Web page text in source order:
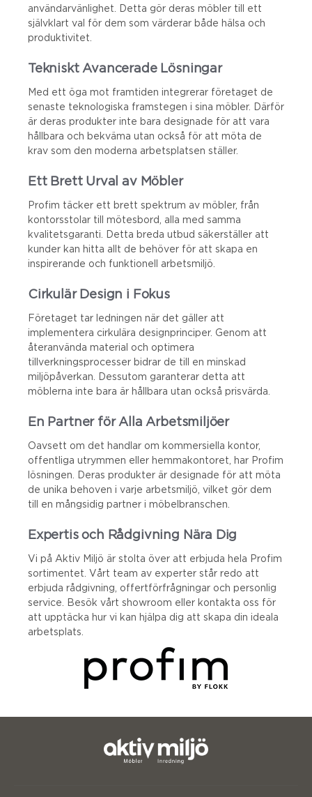
användarvänlighet. Detta gör deras möbler till ett
självklart val för dem som värderar både hälsa och
produktivitet.
Tekniskt Avancerade Lösningar
Med ett öga mot framtiden integrerar företaget de
senaste teknologiska framstegen i sina möbler. Därför
är deras produkter inte bara designade för att vara
hållbara och bekväma utan också för att möta de
krav som den moderna arbetsplatsen ställer.
Ett Brett Urval av Möbler
Profim täcker ett brett spektrum av möbler, från
kontorsstolar till mötesbord, alla med samma
kvalitetsgaranti. Detta breda utbud säkerställer att
kunder kan hitta allt de behöver för att skapa en
inspirerande och funktionell arbetsmiljö.
Cirkulär Design i Fokus
Företaget tar ledningen när det gäller att
implementera cirkulära designprinciper. Genom att
återanvända material och optimera
tillverkningsprocesser bidrar de till en minskad
miljöpåverkan. Dessutom garanterar detta att
möblerna inte bara är hållbara utan också prisvärda.
En Partner för Alla Arbetsmiljöer
Oavsett om det handlar om kommersiella kontor,
offentliga utrymmen eller hemmakontoret, har Profim
lösningen. Deras produkter är designade för att möta
de unika behoven i varje arbetsmiljö, vilket gör dem
till en mångsidig partner i möbelbranschen.
Expertis och Rådgivning Nära Dig
Vi på Aktiv Miljö är stolta över att erbjuda hela Profim
sortimentet. Vårt team av experter står redo att
erbjuda rådgivning, offertförfrågningar och personlig
service. Besök vårt showroom eller kontakta oss för
att upptäcka hur vi kan hjälpa dig att skapa din ideala
arbetsplats.